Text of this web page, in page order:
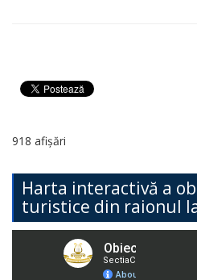
918 afișări
Harta interactivă a
turistice din raionul